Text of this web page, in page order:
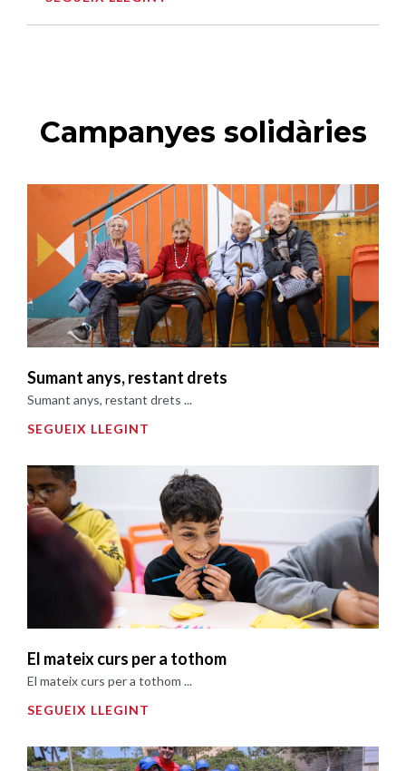
Campanyes solidàries
Sumant anys, restant drets
Sumant anys, restant drets ...
SEGUEIX LLEGINT
El mateix curs per a tothom
El mateix curs per a tothom ...
SEGUEIX LLEGINT